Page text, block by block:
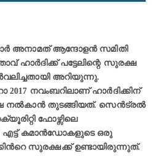
അനാമത് ആന്ദോളൻ സമിതി
ഹാർദിക്ക് പട്ടേലിന്റെ സുരക്ഷ
അറിയുന്നു.
നവംബറിലാണ് ഹാർദിക്കിന്
തുടങ്ങിയത്. സെൻട്രൽ
ഫോഴ്സിലെ
കമാൻഡോകളുടെ ഒരു
സുരക്ഷക്ക് ഉണ്ടായിരുന്നുത്.